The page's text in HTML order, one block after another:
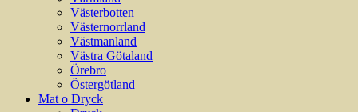
Västerbotten
Västernorrland
Västmanland
Västra Götaland
Örebro
Östergötland
Mat o Dryck